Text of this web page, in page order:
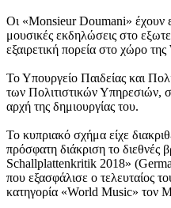
Οι «Monsieur Doumani» έχουν
μουσικές εκδηλώσεις στο
εξαιρετική πορεία στο χώρο
Το Υπουργείο Παιδείας και
των Πολιτιστικών Υπηρεσιών,
αρχή της δημιουργίας του.
Το κυπριακό σχήμα είχε
πρόσφατη διάκριση το διεθνές
Schallplattenkritik 2018»
που εξασφάλισε ο τελευταίος
κατηγορία «World Music» τον